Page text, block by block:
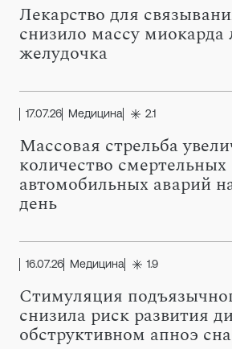
Лекарство для
снизило массу миокарда
желудочка
17.07.26 Медицина 2.1
Массовая стрельба
количество смертельных
автомобильных аварий
день
16.07.26 Медицина 1.9
Стимуляция
снизила риск развития
обструктивном апноэ сна